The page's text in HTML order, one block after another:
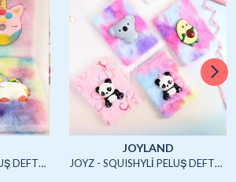
JOYZ - SQUISHYLİ PELUŞ DEFTER A5 (UNICORN2)-4/S
JOYLAND
JOYZ - SQUISHYLİ PELUŞ DEFTER A5 (HAYVANLAR)-4/S